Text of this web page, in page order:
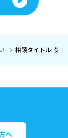
相談タイトル: 気
へ